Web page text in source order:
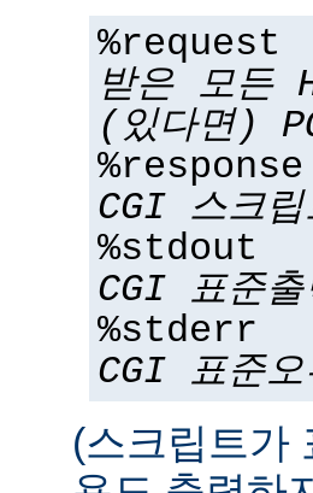
%request
받은 모든
(있다면)
%response
CGI 스크
%stdout
CGI 표준출
%stderr
CGI 표준오
(스크립트가